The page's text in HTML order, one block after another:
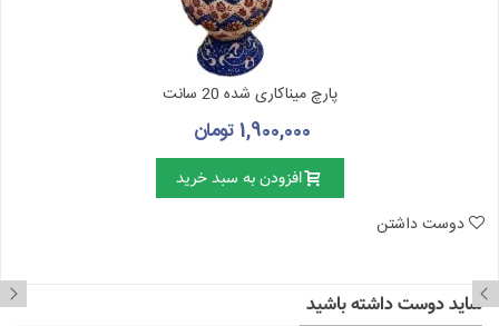
پارچ میناکاری شده 20 سانت
1,900,000 تومان
افزودن به سبد خرید
دوست داشتن
شاید دوست داشته باشید